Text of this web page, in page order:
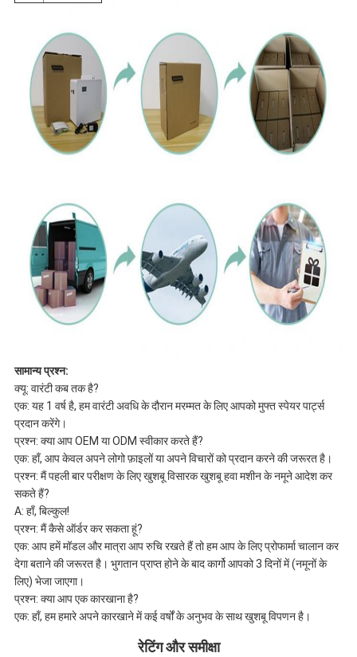
सामान्य प्रश्न:
क्यू: वारंटी कब तक है?
एक: यह 1 वर्ष है, हम वारंटी अवधि के दौरान मरम्मत के लिए आपको मुफ्त स्पेयर पार्ट्स
प्रदान करेंगे।
प्रश्न: क्या आप OEM या ODM स्वीकार करते हैं?
एक: हाँ, आप केवल अपने लोगो फ़ाइलों या अपने विचारों को प्रदान करने की जरूरत है।
प्रश्न: मैं पहली बार परीक्षण के लिए खुशबू विसारक खुशबू हवा मशीन के नमूने आदेश कर
सकते हैं?
A: हाँ, बिल्कुल!
प्रश्न: मैं कैसे ऑर्डर कर सकता हूं?
एक: आप हमें मॉडल और मात्रा आप रुचि रखते हैं तो हम आप के लिए प्रोफार्मा चालान कर
देगा बताने की जरूरत है। भुगतान प्राप्त होने के बाद कार्गो आपको 3 दिनों में (नमूनों के
लिए) भेजा जाएगा।
प्रश्न: क्या आप एक कारखाना है?
एक: हाँ, हम हमारे अपने कारखाने में कई वर्षों के अनुभव के साथ खुशबू विपणन है।
रेटिंग और समीक्षा